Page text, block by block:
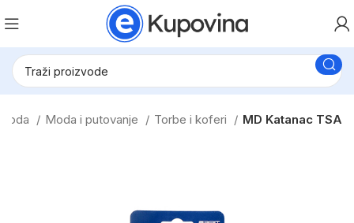
Moda i putovanje Torbe i koferi MD Katanac TSA